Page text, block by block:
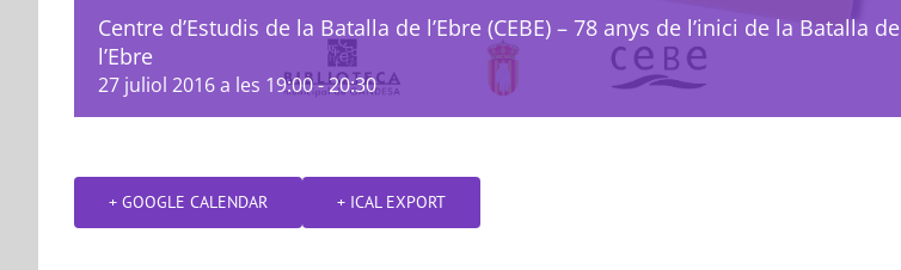
Centre d’Estudis de la Batalla de l’Ebre (CEBE) – 78 anys de l’inici de la Batalla de
l’Ebre
27 juliol 2016 a les 19:00-20:30
+ GOOGLE CALENDAR + ICAL EXPORT